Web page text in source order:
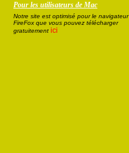
Pour les utilisateurs de Mac
Notre site est optimisé pour le navigateur
FireFox que vous pouvez télécharger
gratuitement ici